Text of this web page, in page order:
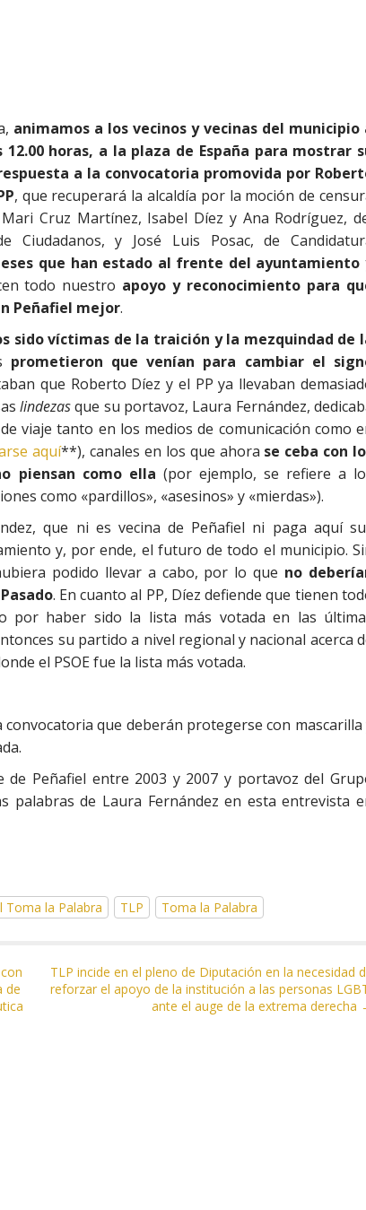
animamos a los vecinos y vecinas del municipio
horas, a la plaza de España para mostrar
a la convocatoria promovida por
, que recuperará la alcaldía por la moción de
Cruz Martínez, Isabel Díez y Ana Rodríguez,
Ciudadanos, y José Luis Posac, de
que han estado al frente del ayuntamiento
todo nuestro apoyo y reconocimiento para
Peñafiel mejor.
sido víctimas de la traición y la mezquindad de
prometieron que venían para cambiar el
que Roberto Díez y el PP ya llevaban
lindezasque su portavoz, Laura Fernández,
viaje tanto en los medios de comunicación como
aquí**), canales en los que ahora se ceba con
piensan como ella (por ejemplo, se refiere a
como «pardillos», «asesinos» y «mierdas»).
que ni es vecina de Peñafiel ni paga aquí
y, por ende, el futuro de todo el municipio.
podido llevar a cabo, por lo que no
. En cuanto al PP, Díez defiende que tienen
por haber sido la lista más votada en las
su partido a nivel regional y nacional acerca
el PSOE fue la lista más votada.
que deberán protegerse con mascarilla
de Peñafiel entre 2003 y 2007 y portavoz del
palabras de Laura Fernández en esta entrevista
Toma la Palabra TLP Toma la Palabra
de
TLP incide en el pleno de Diputación en la necesidad
reforzar el apoyo de la institución a las personas
ante el auge de la extrema derecha